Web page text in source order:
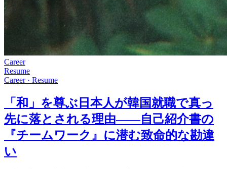
Career
Resume
Career· Resume
「和」を尊ぶ日本人が韓国就職で真っ
先に落とされる理由——自己紹介書の
『チームワーク』に潜む致命的な勘違
い